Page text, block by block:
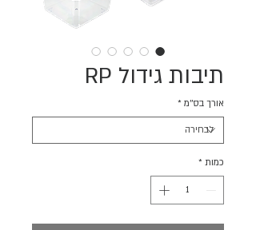
תיבות גידול RP
אורך בס''מ *
כמות *